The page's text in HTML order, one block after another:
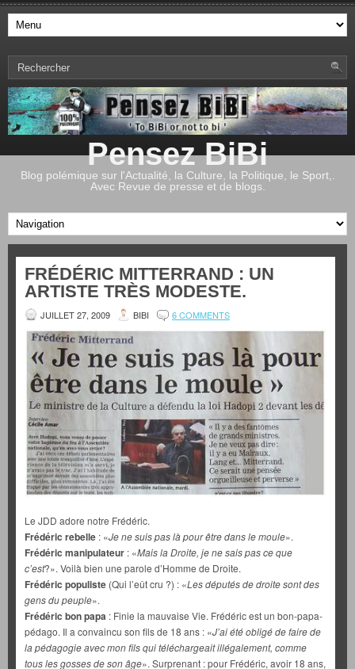
Pensez BiBi
Blog polémique sur l'Actualité, la Culture, la Politique, le Sport,.
Avec Revue de presse et de blogs.
FRÉDÉRIC MITTERRAND : UN
ARTISTE TRÈS MODESTE.
JUILLET 27, 2009 BIBI 6 COMMENTS
Le JDD adore notre Frédéric.
Frédéric rebelle : «Je ne suis pas là pour être dans le moule».
Frédéric manipulateur : «Mais la Droite, je ne sais pas ce que
c’est?». Voilà bien une parole d’Homme de Droite.
Frédéric populiste (Qui l’eût cru ?) : «Les députés de droite sont des
gens du peuple».
Frédéric bon papa : Finie la mauvaise Vie. Frédéric est un bon-papa-
pédago. Il a convaincu son fils de 18 ans : «J’ai été obligé de faire de
la pédagogie avec mon fils qui téléchargeait illégalement, comme
tous les gosses de son âge». Surprenant : pour Frédéric, avoir 18 ans,